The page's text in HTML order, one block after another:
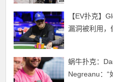
【EV扑克】
漏洞被利用，
单，受害者
蜗牛扑克：
Negreanu：“